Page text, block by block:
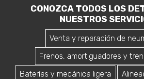
CONOZCA TODOS LOS
NUESTROS
Venta y reparación de
Frenos, amortiguadores y
Baterías y mecánica ligera